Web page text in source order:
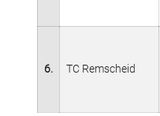
6. TC Remscheid